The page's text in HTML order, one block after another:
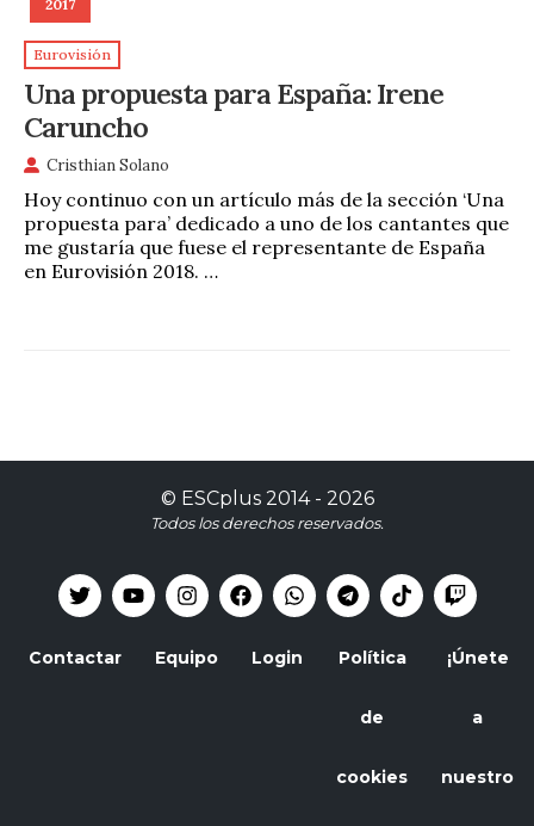
2017
Eurovisión
Una propuesta para España: Irene
Caruncho
Cristhian Solano
Hoy continuo con un artículo más de la sección ‘Una
propuesta para’ dedicado a uno de los cantantes que
me gustaría que fuese el representante de España
en Eurovisión 2018. …
© ESCplus2014 - 2026
Todos los derechos reservados.
Contactar Equipo Login Política
de
cookies
¡Únete
a
nuestro